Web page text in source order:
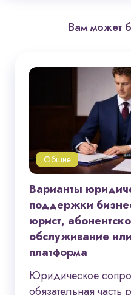
Вам может
Общие
Варианты
поддержки
юрист,
обслуживание
платформа
Юридическое
обязательная часть